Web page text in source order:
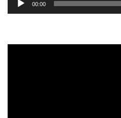
00:00